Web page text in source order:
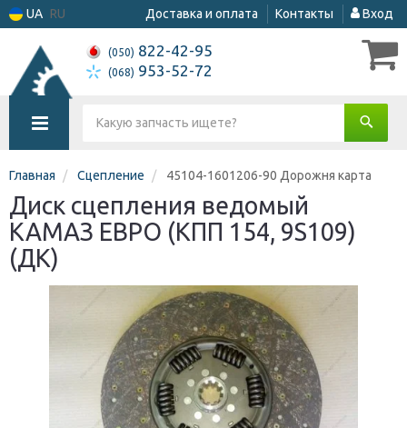
UA RU Доставка и оплата Контакты Вход
(050) 822-42-95
(068) 953-52-72
Главная Сцепление 45104-1601206-90 Дорожня карта
Диск сцепления ведомый
КАМАЗ ЕВРО (КПП 154, 9S109)
(ДК)